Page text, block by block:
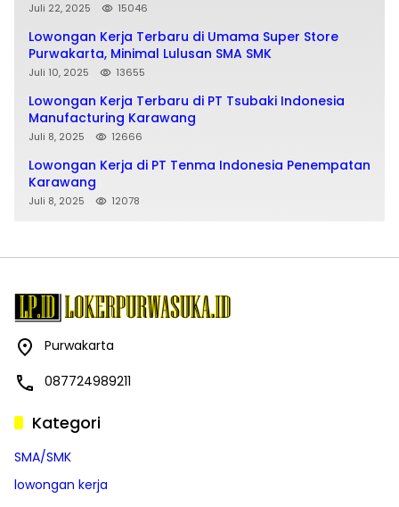
Juli 22, 2025 15046
Lowongan Kerja Terbaru di Umama Super Store
Purwakarta, Minimal Lulusan SMA SMK
Juli 10, 2025 13655
Lowongan Kerja Terbaru di PT Tsubaki Indonesia
Manufacturing Karawang
Juli 8, 2025 12666
Lowongan Kerja di PT Tenma Indonesia Penempatan
Karawang
Juli 8, 2025 12078
Purwakarta
087724989211
Kategori
SMA/SMK
lowongan kerja